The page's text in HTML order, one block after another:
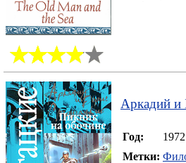
Аркадий и
Год:
1972
Метки: